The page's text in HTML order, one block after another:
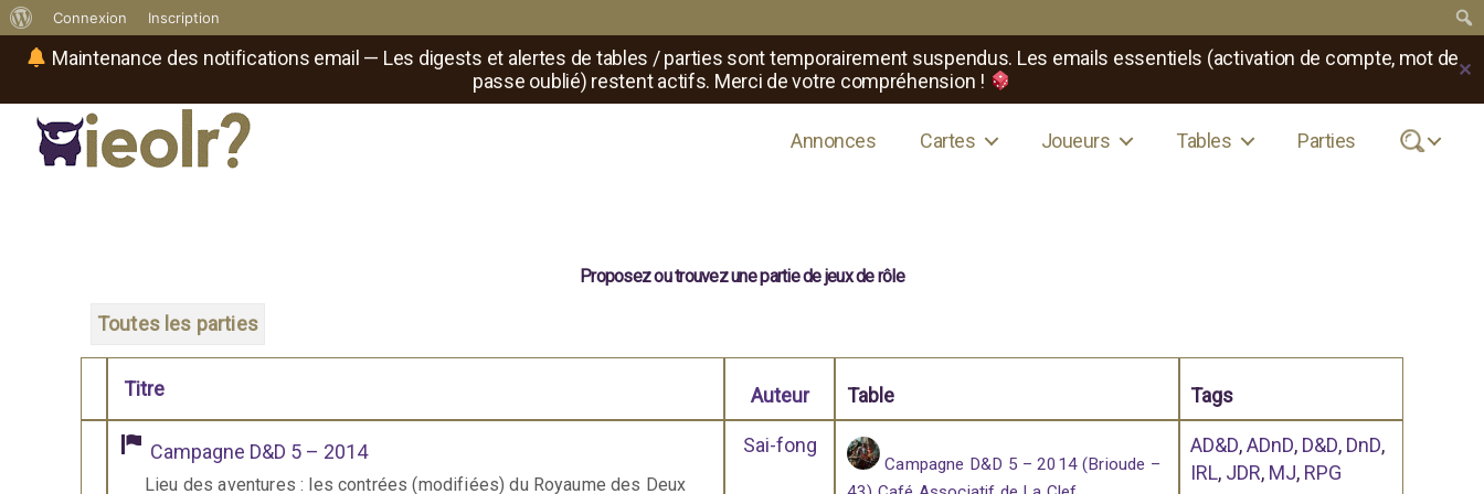
Maintenance des notifications email — Les digests et alertes de tables / parties sont temporairement suspendus. Les emails essentiels (activation de compte, mot de
passe oublié) restent actifs. Merci de votre compréhension !
✕
propos
WordPress
Connexion Inscription
Annonces Cartes Joueurs Tables Parties .
Proposez ou trouvez une partie de jeux de rôle
Toutes les parties
Comporte des pièces jointes
Titre Auteur Table Tags
Campagne D&D 5 – 2014
Lieu des aventures : les contrées (modifiées) du Royaume des Deux
Sai-fong
Campagne D&D 5 – 2014 (Brioude –
AD&D,ADnD, D&D, DnD,
IRL, JDR, MJ, RPG